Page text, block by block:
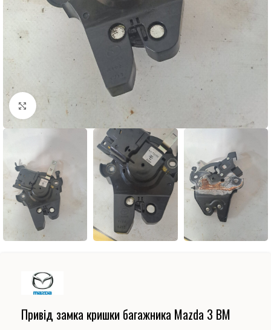
Натисніть, щоб збільшити
Привід замка кришки багажника Mazda 3 BM